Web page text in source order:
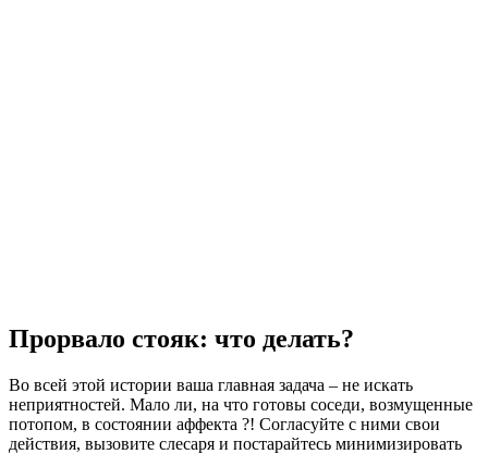
Прорвало стояк: что делать?
Во всей этой истории ваша главная задача – не искать
неприятностей. Мало ли, на что готовы соседи, возмущенные
потопом, в состоянии аффекта ?! Согласуйте с ними свои
действия, вызовите слесаря ​​и постарайтесь минимизировать